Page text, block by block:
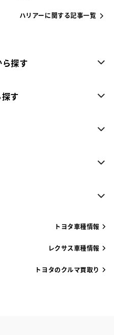
ハリアーに関する記事一覧
探す
す
トヨタ車種情報
レクサス車種情報
トヨタのクルマ買取り